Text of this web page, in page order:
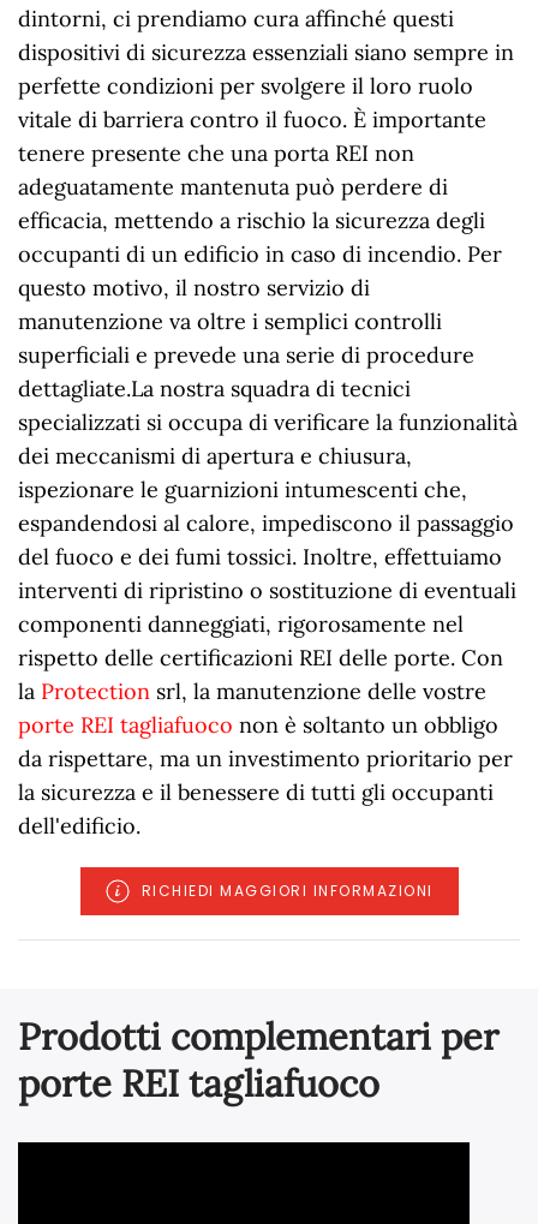
dintorni, ci prendiamo cura affinché questi
dispositivi di sicurezza essenziali siano sempre in
perfette condizioni per svolgere il loro ruolo
vitale di barriera contro il fuoco. È importante
tenere presente che una porta REI non
adeguatamente mantenuta può perdere di
efficacia, mettendo a rischio la sicurezza degli
occupanti di un edificio in caso di incendio. Per
questo motivo, il nostro servizio di
manutenzione va oltre i semplici controlli
superficiali e prevede una serie di procedure
dettagliate.La nostra squadra di tecnici
specializzati si occupa di verificare la funzionalità
dei meccanismi di apertura e chiusura,
ispezionare le guarnizioni intumescenti che,
espandendosi al calore, impediscono il passaggio
del fuoco e dei fumi tossici. Inoltre, effettuiamo
interventi di ripristino o sostituzione di eventuali
componenti danneggiati, rigorosamente nel
rispetto delle certificazioni REI delle porte. Con
la Protection srl, la manutenzione delle vostre
porte REI tagliafuoco non è soltanto un obbligo
da rispettare, ma un investimento prioritario per
la sicurezza e il benessere di tutti gli occupanti
dell'edificio.
RICHIEDI MAGGIORI INFORMAZIONI
Prodotti complementari per
porte REI tagliafuoco